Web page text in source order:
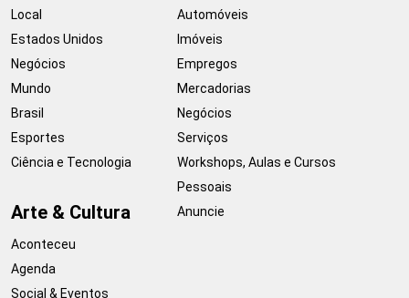
Local
Estados Unidos
Negócios
Mundo
Brasil
Esportes
Ciência e Tecnologia
Arte & Cultura
Aconteceu
Agenda
Social & Eventos
Automóveis
Imóveis
Empregos
Mercadorias
Negócios
Serviços
Workshops, Aulas e Cursos
Pessoais
Anuncie